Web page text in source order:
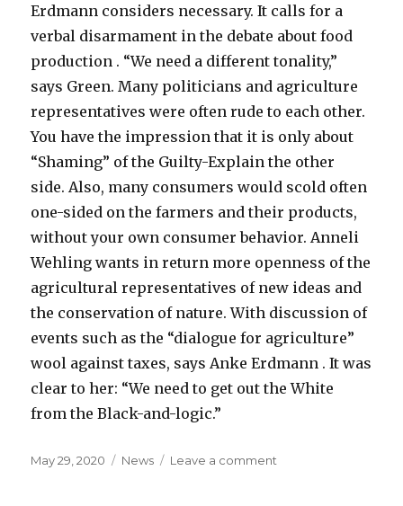
Erdmann considers necessary. It calls for a
verbal disarmament in the debate about food
production . “We need a different tonality,”
says Green. Many politicians and agriculture
representatives were often rude to each other.
You have the impression that it is only about
“Shaming” of the Guilty-Explain the other
side. Also, many consumers would scold often
one-sided on the farmers and their products,
without your own consumer behavior. Anneli
Wehling wants in return more openness of the
agricultural representatives of new ideas and
the conservation of nature. With discussion of
events such as the “dialogue for agriculture”
wool against taxes, says Anke Erdmann . It was
clear to her: “We need to get out the White
from the Black-and-logic.”
Posted
May 29, 2020 Categories
News Leave a comment